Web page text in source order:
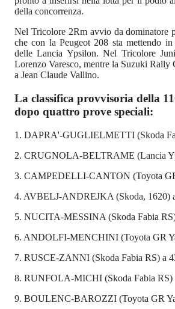
della concorrenza.
Nel Tricolore 2Rm avvio da dominatore
che con la Peugeot 208 sta mettendo
delle Lancia Ypsilon. Nel Tricolore
Lorenzo Varesco, mentre la Suzuki Rally
a Jean Claude Vallino.
La classifica provvisoria della
dopo quattro prove speciali:
1. DAPRA'-GUGLIELMETTI (Skoda
2. CRUGNOLA-BELTRAME (Lancia
3. CAMPEDELLI-CANTON (Toyota
4. AVBELJ-ANDREJKA (Skoda, 1620)
5. NUCITA-MESSINA (Skoda Fabia
6. ANDOLFI-MENCHINI (Toyota GR
7. RUSCE-ZANNI (Skoda Fabia RS) a
8. RUNFOLA-MICHI (Skoda Fabia RS)
9. BOULENC-BAROZZI (Toyota GR